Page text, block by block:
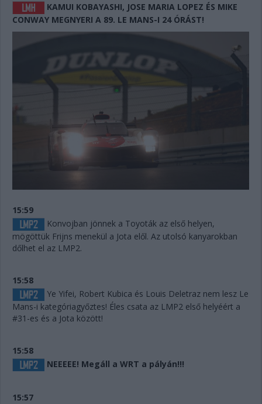
KAMUI KOBAYASHI, JOSE MARIA LOPEZ ÉS MIKE
CONWAY MEGNYERI A 89. LE MANS-I 24 ÓRÁST!
15:59
Konvojban jönnek a Toyoták az első helyen,
mögöttük Frijns menekül a Jota elől. Az utolsó kanyarokban
dőlhet el az LMP2.
15:58
Ye Yifei, Robert Kubica és Louis Deletraz nem lesz Le
Mans-i kategóriagyőztes! Éles csata az LMP2 első helyéért a
#31-es és a Jota között!
15:58
NEEEEE! Megáll a WRT a pályán!!!
15:57